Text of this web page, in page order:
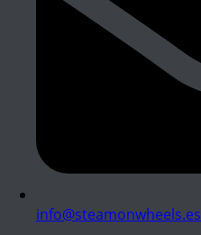
info@steamonwheels.es